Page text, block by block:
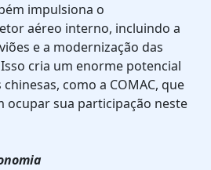
impulsiona o
aéreo interno, incluindo a
e a modernização das
cria um enorme potencial
como a COMAC, que
ocupar sua participação neste